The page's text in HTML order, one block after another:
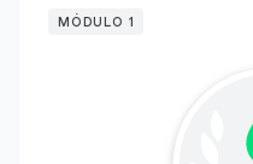
MÓDULO 1